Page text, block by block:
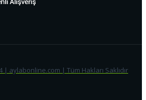
| aylabonline.com | Tüm Hakları Saklıdır